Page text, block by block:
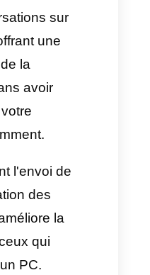
l'option «
» ou « Bureau
système.
« Télécharger »,
sera téléchargée
que vous
et cliquez sur «
WhatsApp